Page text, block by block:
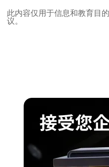
此内容仅用于信息和教育目
议。